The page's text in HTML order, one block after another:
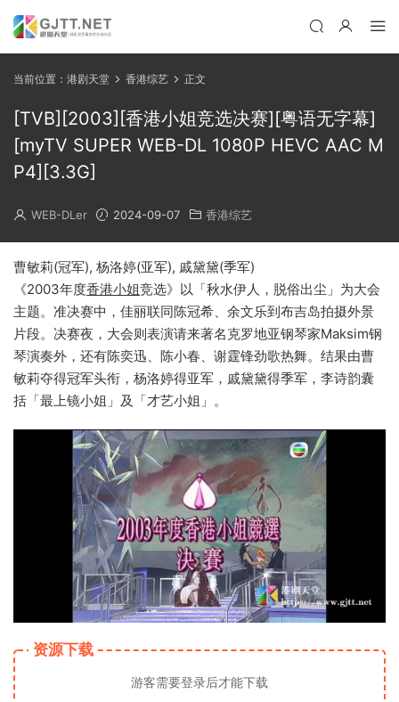
当前位置： 港剧天堂 香港综艺 正文
[TVB][2003][香港小姐竞选决赛][粤语无字幕]
[myTV SUPER WEB-DL 1080P HEVC AAC M
P4][3.3G]
WEB-DLer 2024-09-07 香港综艺
曹敏莉(冠军), 杨洛婷(亚军), 戚黛黛(季军)
《2003年度香港小姐竞选》以「秋水伊人，脱俗出尘」为大会
主题。准决赛中，佳丽联同陈冠希、余文乐到布吉岛拍摄外景
片段。决赛夜，大会则表演请来著名克罗地亚钢琴家Maksim钢
琴演奏外，还有陈奕迅、陈小春、谢霆锋劲歌热舞。结果由曹
敏莉夺得冠军头衔，杨洛婷得亚军，戚黛黛得季军，李诗韵囊
括「最上镜小姐」及「才艺小姐」。
资源下载
游客需要登录后才能下载